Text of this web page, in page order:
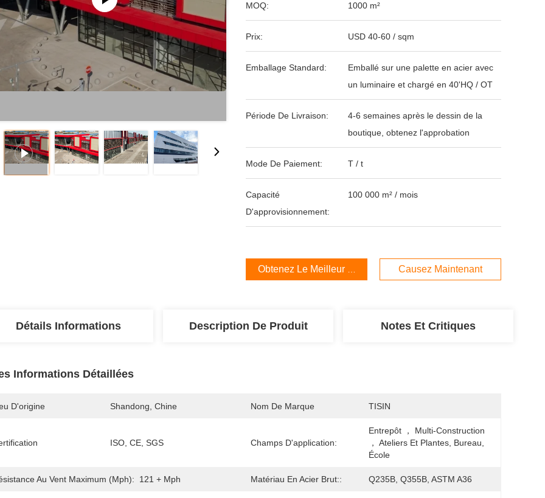
MOQ: 1000 m²
Prix: USD 40-60 / sqm
Emballage Standard:
Emballé sur une palette en acier avec
un luminaire et chargé en 40'HQ / OT
Période De Livraison:
4-6 semaines après le dessin de la
boutique, obtenez l'approbation
Mode De Paiement: T / t
Capacité
D'approvisionnement:
100 000 m² / mois
Obtenez Le Meilleur Prix Causez Maintenant
Détails Informations Description De Produit Notes Et Critiques
Informations Détaillées
D'origine Shandong, Chine Nom De Marque TISIN
ISO, CE, SGS Champs D'application:
Entrepôt ， Multi-Construction
， Ateliers Et Plantes, Bureau,
École
Au Vent Maximum (mph): 121 + Mph Matériau En Acier Brut:: Q235B, Q355B, ASTM A36